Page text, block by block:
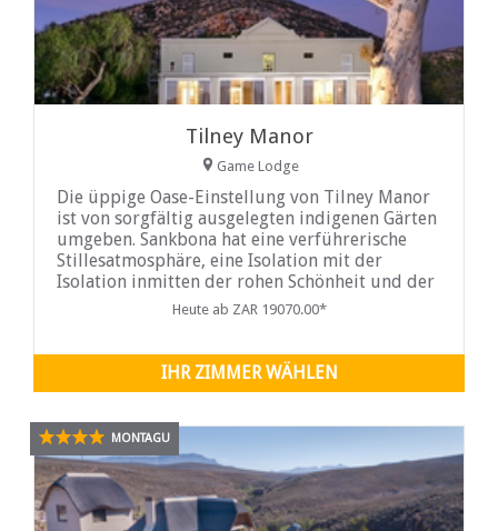
Tilney Manor
Game Lodge
Die üppige Oase-Einstellung von Tilney Manor
ist von sorgfältig ausgelegten indigenen Gärten
umgeben. Sankbona hat eine verführerische
Stillesatmosphäre, eine Isolation mit der
Isolation inmitten der rohen Schönheit und der
Heute ab ZAR 19070.00*
IHR ZIMMER WÄHLEN
MONTAGU